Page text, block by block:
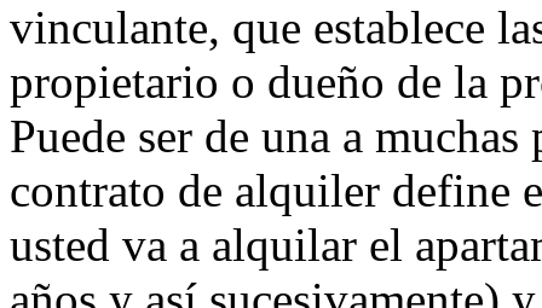
vinculante, que establece
propietario o dueño de la
Puede ser de una a
contrato de alquiler define
usted va a alquilar el